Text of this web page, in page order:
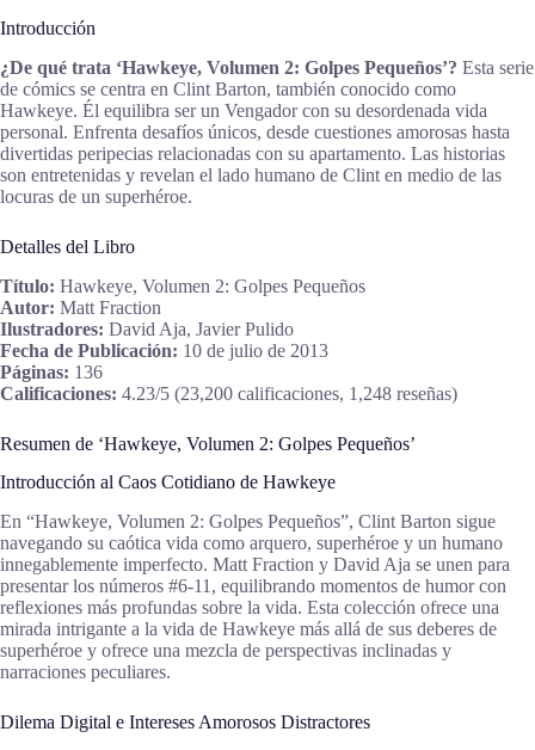
Introducción
¿De qué trata ‘Hawkeye, Volumen 2: Golpes Pequeños’? Esta serie
de cómics se centra en Clint Barton, también conocido como
Hawkeye. Él equilibra ser un Vengador con su desordenada vida
personal. Enfrenta desafíos únicos, desde cuestiones amorosas hasta
divertidas peripecias relacionadas con su apartamento. Las historias
son entretenidas y revelan el lado humano de Clint en medio de las
locuras de un superhéroe.
Detalles del Libro
Título: Hawkeye, Volumen 2: Golpes Pequeños
Autor: Matt Fraction
Ilustradores: David Aja, Javier Pulido
Fecha de Publicación: 10 de julio de 2013
Páginas: 136
Calificaciones: 4.23/5 (23,200 calificaciones, 1,248 reseñas)
Resumen de ‘Hawkeye, Volumen 2: Golpes Pequeños’
Introducción al Caos Cotidiano de Hawkeye
En “Hawkeye, Volumen 2: Golpes Pequeños”, Clint Barton sigue
navegando su caótica vida como arquero, superhéroe y un humano
innegablemente imperfecto. Matt Fraction y David Aja se unen para
presentar los números #6-11, equilibrando momentos de humor con
reflexiones más profundas sobre la vida. Esta colección ofrece una
mirada intrigante a la vida de Hawkeye más allá de sus deberes de
superhéroe y ofrece una mezcla de perspectivas inclinadas y
narraciones peculiares.
Dilema Digital e Intereses Amorosos Distractores